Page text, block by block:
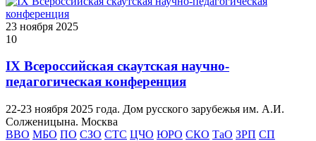
23 ноября 2025
10
IX Всероссийская скаутская научно-
педагогическая конференция
22-23 ноября 2025 года. Дом русского зарубежья им. А.И.
Солженицына. Москва
ВВО МБО ПО СЗО СТС ЦЧО ЮРО СКО ТаО ЗРП СП